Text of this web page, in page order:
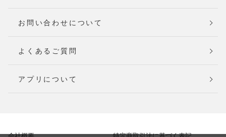
お問い合わせについて
よくあるご質問
アプリについて